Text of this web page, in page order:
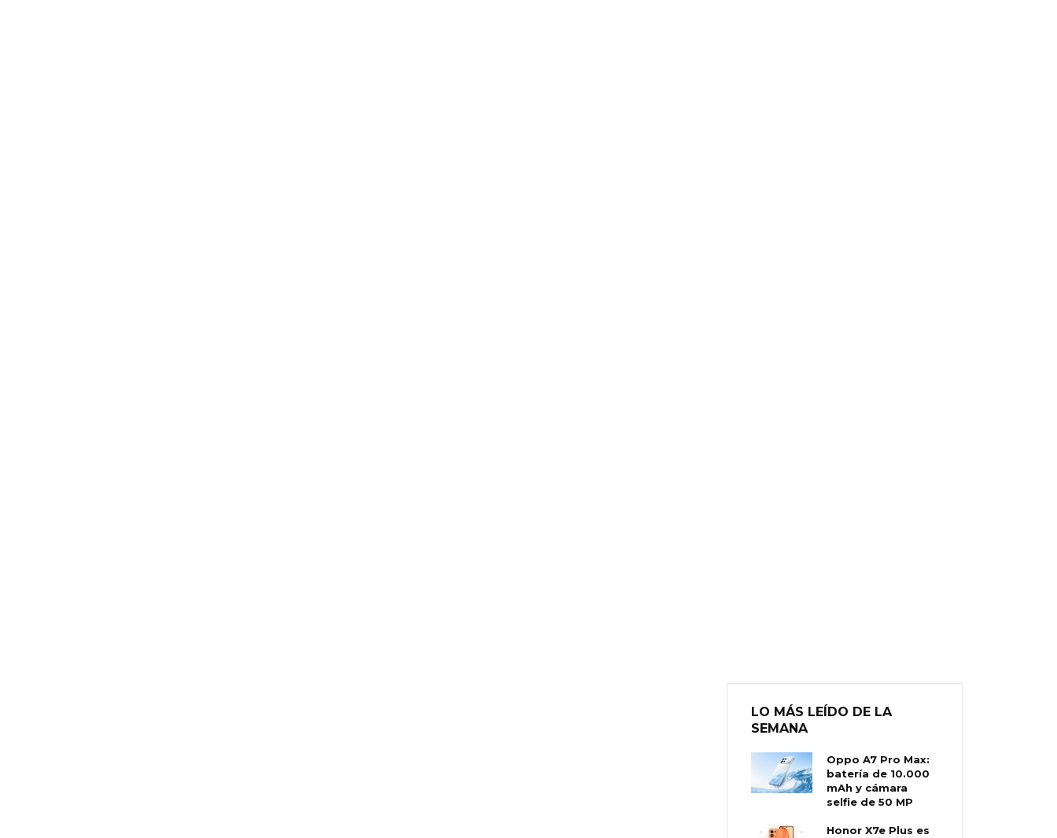
LO MÁS LEÍDO DE LA
SEMANA
Oppo A7 Pro Max:
batería de 10.000
mAh y cámara
selfie de 50 MP
Honor X7e Plus es